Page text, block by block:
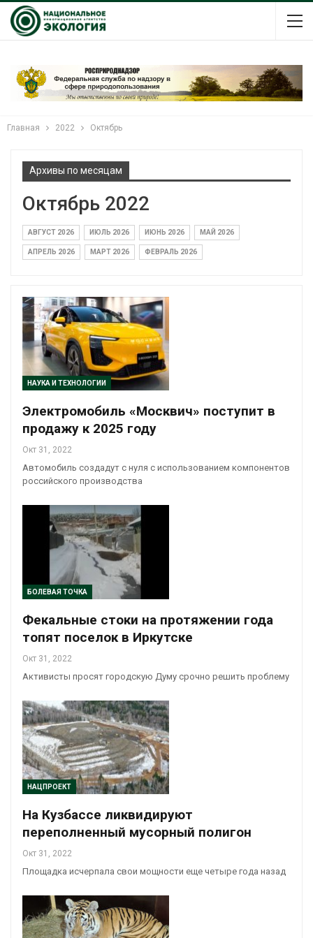
Главная 2022 Октябрь
Архивы по месяцам
Октябрь 2022
АВГУСТ 2026 ИЮЛЬ 2026 ИЮНЬ 2026 МАЙ 2026
АПРЕЛЬ 2026 МАРТ 2026 ФЕВРАЛЬ 2026
НАУКА И ТЕХНОЛОГИИ
Электромобиль «Москвич» поступит в
продажу к 2025 году
Окт 31, 2022
Автомобиль создадут с нуля с использованием компонентов
российского производства
БОЛЕВАЯ ТОЧКА
Фекальные стоки на протяжении года
топят поселок в Иркутске
Окт 31, 2022
Активисты просят городскую Думу срочно решить проблему
НАЦПРОЕКТ
На Кузбассе ликвидируют
переполненный мусорный полигон
Окт 31, 2022
Площадка исчерпала свои мощности еще четыре года назад